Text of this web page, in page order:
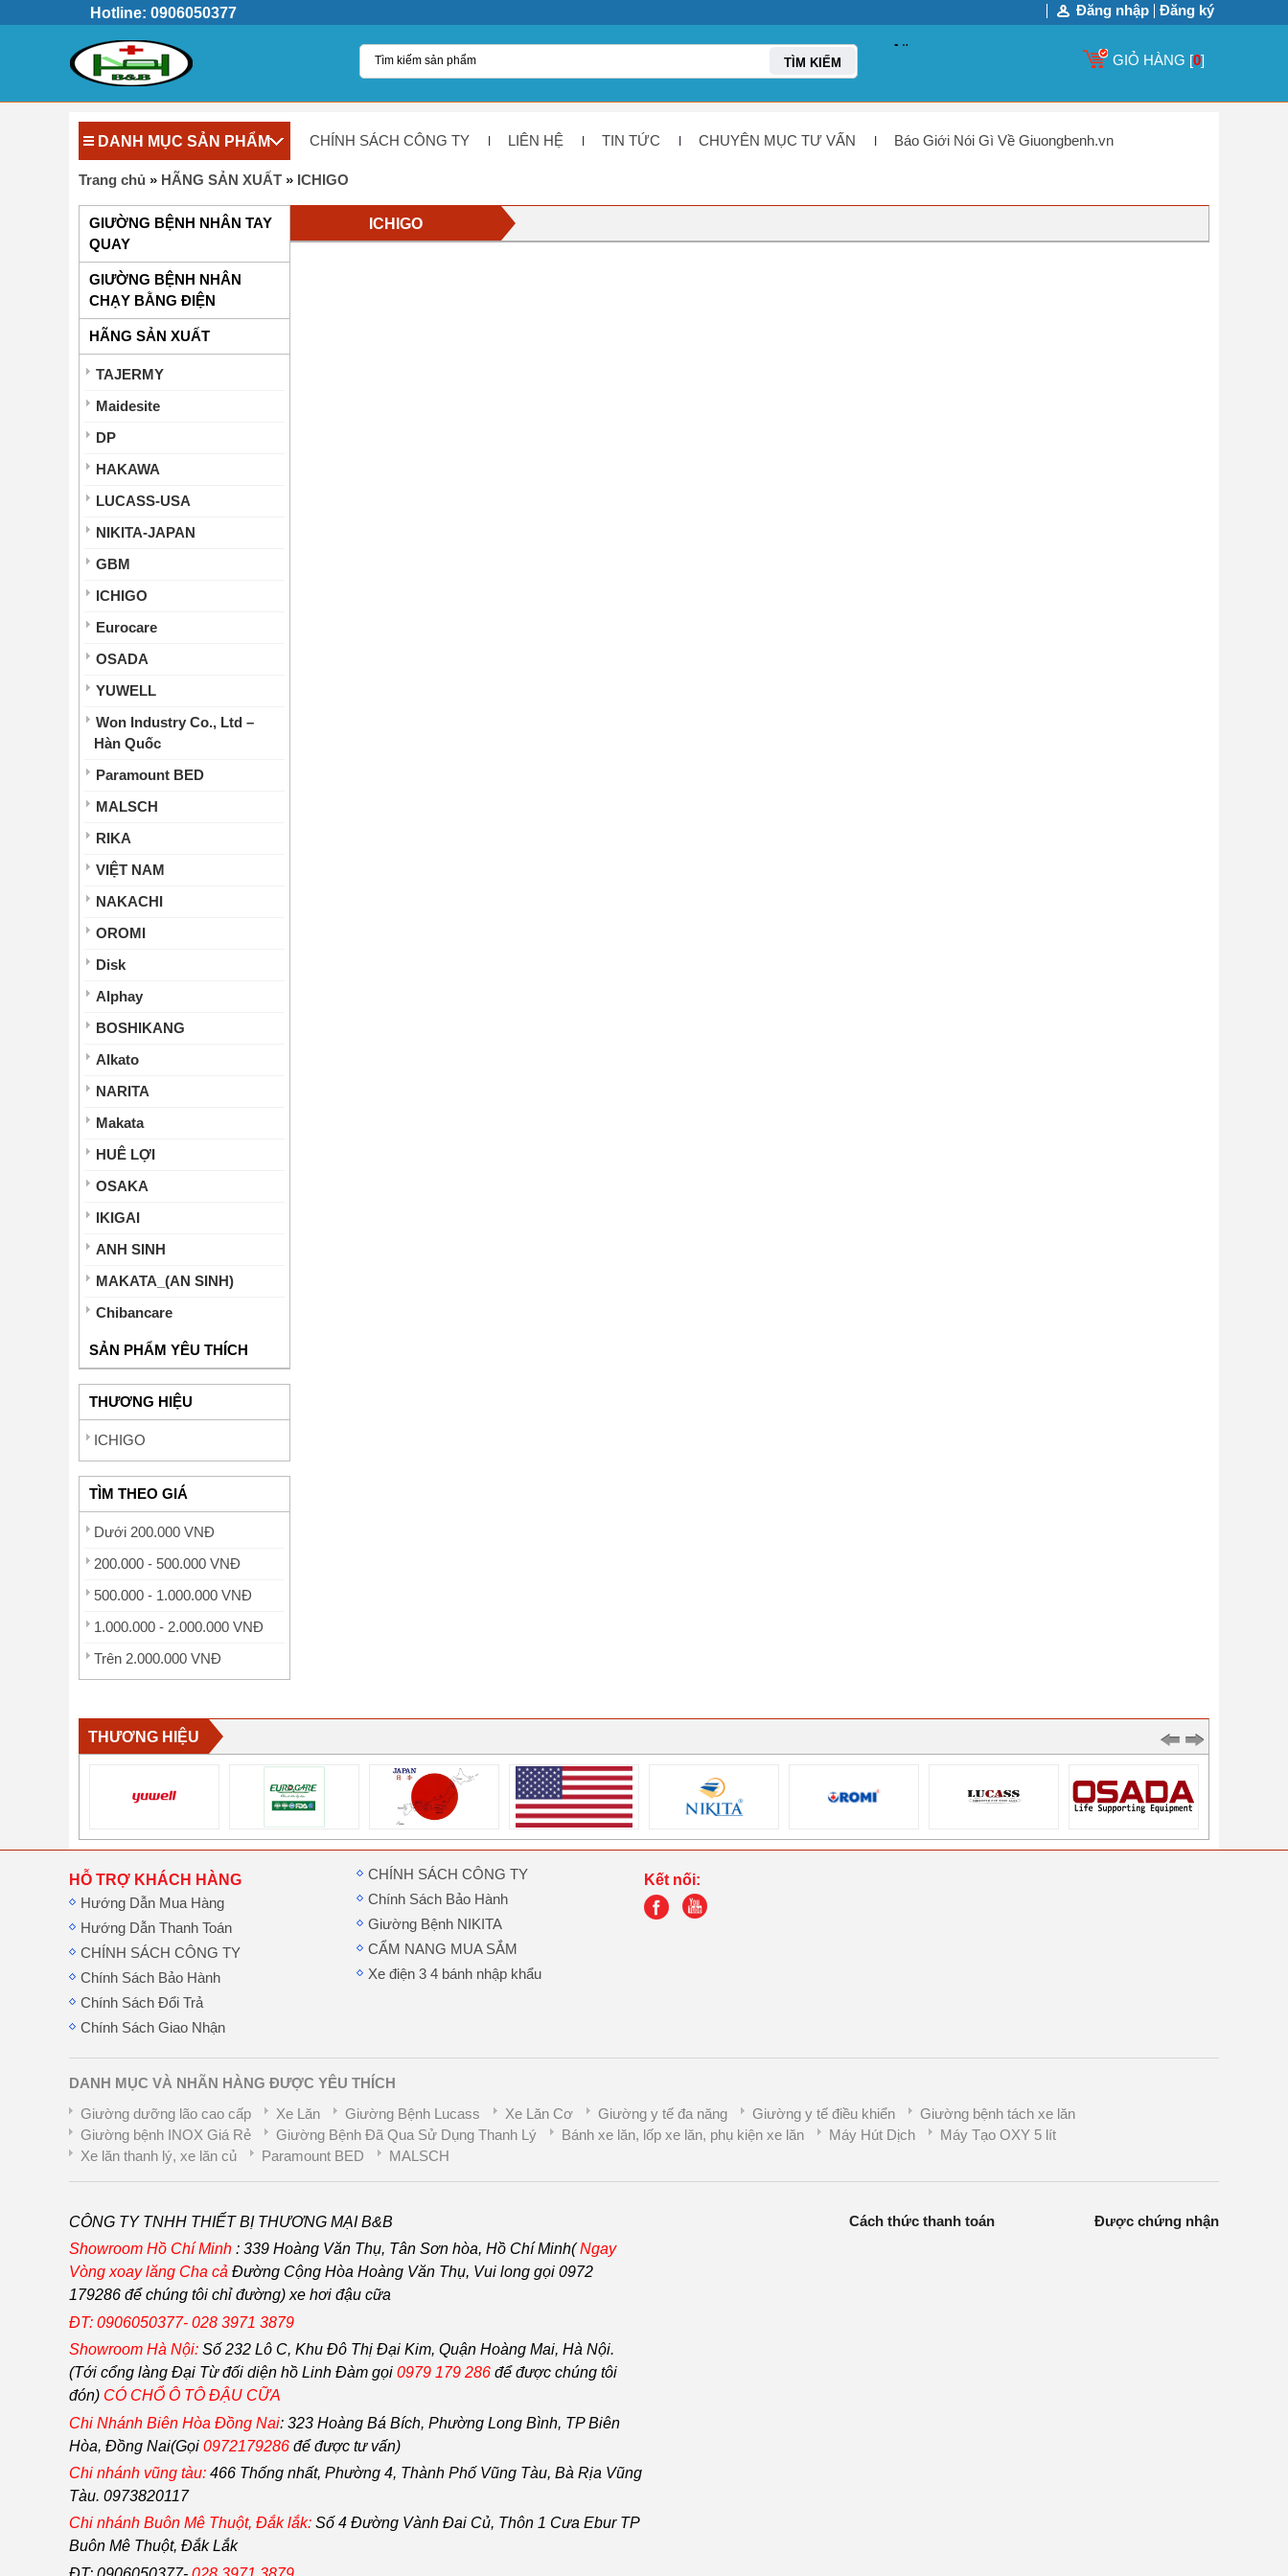
Hotline: 0906050377 Đăng nhập Đăng ký
GIỎ HÀNG [0]
TÌM KIẾM
DANH MỤC SẢN PHẨM CHÍNH SÁCH CÔNG TY LIÊN HỆ TIN TỨC CHUYÊN MỤC TƯ VẤN Báo Giới Nói Gì Về Giuongbenh.vn
Trang chủ » HÃNG SẢN XUẤT » ICHIGO
GIƯỜNG BỆNH NHÂN TAY
QUAY
GIƯỜNG BỆNH NHÂN
CHẠY BẰNG ĐIỆN
HÃNG SẢN XUẤT
TAJERMY
Maidesite
DP
HAKAWA
LUCASS-USA
NIKITA-JAPAN
GBM
ICHIGO
Eurocare
OSADA
YUWELL
Won Industry Co., Ltd –
Hàn Quốc
Paramount BED
MALSCH
RIKA
VIỆT NAM
NAKACHI
OROMI
Disk
Alphay
BOSHIKANG
Alkato
NARITA
Makata
HUÊ LỢI
OSAKA
IKIGAI
ANH SINH
MAKATA_(AN SINH)
Chibancare
SẢN PHẨM YÊU THÍCH
THƯƠNG HIỆU
ICHIGO
TÌM THEO GIÁ
Dưới 200.000 VNĐ
200.000 - 500.000 VNĐ
500.000 - 1.000.000 VNĐ
1.000.000 - 2.000.000 VNĐ
Trên 2.000.000 VNĐ
ICHIGO
THƯƠNG HIỆU
HỖ TRỢ KHÁCH HÀNG
Hướng Dẫn Mua Hàng
Hướng Dẫn Thanh Toán
CHÍNH SÁCH CÔNG TY
Chính Sách Bảo Hành
Chính Sách Đổi Trả
Chính Sách Giao Nhận
CHÍNH SÁCH CÔNG TY
Chính Sách Bảo Hành
Giường Bệnh NIKITA
CẨM NANG MUA SẮM
Xe điện 3 4 bánh nhập khẩu
Kết nối:
DANH MỤC VÀ NHÃN HÀNG ĐƯỢC YÊU THÍCH
Giường dưỡng lão cao cấp
Xe Lăn Giường Bệnh Lucass Xe Lăn Cơ Giường y tế đa năng Giường y tế điều khiển
Giường bệnh tách xe lăn
Giường bệnh INOX Giá Rẻ
Giường Bệnh Đã Qua Sử Dụng Thanh Lý Bánh xe lăn, lốp xe lăn, phụ kiện xe lăn Máy Hút Dịch
Máy Tạo OXY 5 lít
Xe lăn thanh lý, xe lăn củ
Paramount BED MALSCH
CÔNG TY TNHH THIẾT BỊ THƯƠNG MẠI B&B
Showroom Hồ Chí Minh : 339 Hoàng Văn Thụ, Tân Sơn hòa, Hồ Chí Minh(Ngay
Vòng xoay lăng Cha cả Đường Cộng Hòa Hoàng Văn Thụ, Vui long gọi 0972
179286 để chúng tôi chỉ đường) xe hơi đậu cữa
ĐT: 0906050377- 028 3971 3879
Showroom Hà Nội: Số 232 Lô C, Khu Đô Thị Đại Kim, Quận Hoàng Mai, Hà Nội.
(Tới cổng làng Đại Từ đối diện hồ Linh Đàm gọi 0979 179 286 để được chúng tôi
đón) CÓ CHỔ Ô TÔ ĐẬU CỮA
Chi Nhánh Biên Hòa Đồng Nai: 323 Hoàng Bá Bích, Phường Long Bình, TP Biên
Hòa, Đồng Nai(Gọi 0972179286 để được tư vấn)
Chi nhánh vũng tàu: 466 Thống nhất, Phường 4, Thành Phố Vũng Tàu, Bà Rịa Vũng
Tàu. 0973820117
Chi nhánh Buôn Mê Thuột, Đắk lắk: Số 4 Đường Vành Đai Củ, Thôn 1 Cưa Ebur TP
Buôn Mê Thuột, Đắk Lắk
Được chứng nhận
Cách thức thanh toán